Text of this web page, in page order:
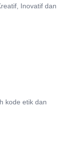
Inovatif dan
kode etik dan